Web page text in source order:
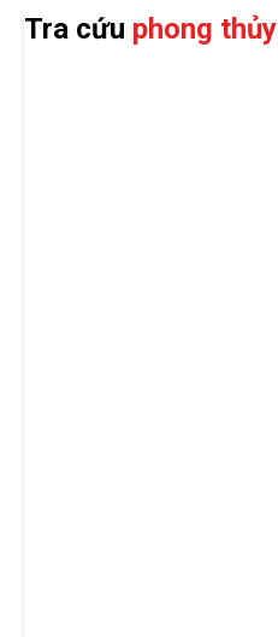
Tra cứu phong thủy